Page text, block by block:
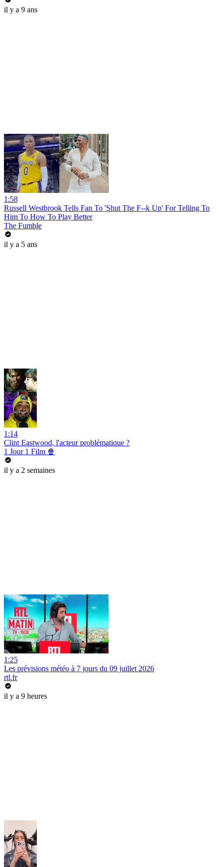
il y a 9 ans
1:58
Russell Westbrook Tells Fan To 'Shut The F--k Up' For Telling To
Him To How To Play Better
The Fumble
il y a 5 ans
1:14
Clint Eastwood, l'acteur problématique ?
1 Jour 1 Film 🍿
il y a 2 semaines
1:25
Les prévisions météo à 7 jours du 09 juillet 2026
rtl.fr
il y a 9 heures